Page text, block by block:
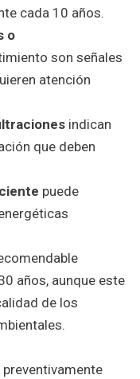
cada 10 años.
o
son señales
atención
indican
que deben
puede
años, aunque este
de los